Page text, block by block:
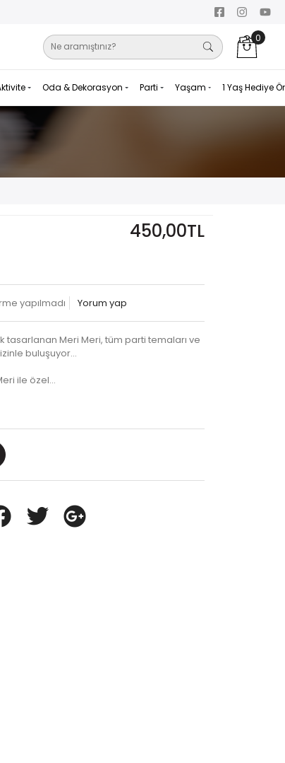
0
Oda & Dekorasyon Parti Yaşam 1 Yaş Hediye
450,00TL
yapılmadı Yorum yap
Meri Meri, tüm parti temaları ve
buluşuyor...
ile özel…